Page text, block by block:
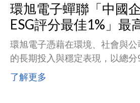
環旭電子蟬聯「中國
ESG評分最佳1%」最
環旭電子憑藉在環境、社會與公
的長期投入與穩定表現，以總分
子設備、儀器與零組件產業」（
Equipment, Instruments &
了解更多